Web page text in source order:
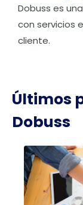
Dobuss es
con servicios
cliente.
Últimos
Dobuss